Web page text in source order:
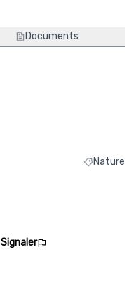
Documents
Filtrer les
Nature
Signaler